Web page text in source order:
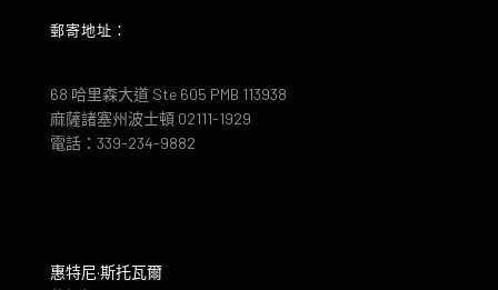
郵寄地址：
68 哈里森大道 Ste 605 PMB 113938
麻薩諸塞州波士頓 02111-1929
電話：339-234-9882
惠特尼·斯托瓦爾